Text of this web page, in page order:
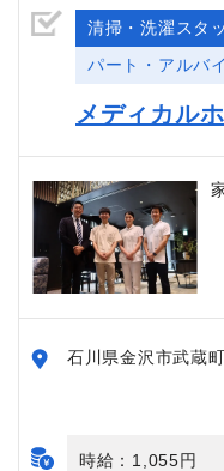
清掃・洗濯スタ
パート・アルバ
メディカル
石川県金沢市武蔵
時給：1,055円